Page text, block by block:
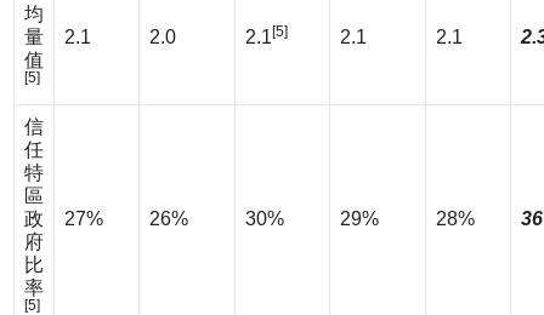
均
量
值
[5]
2.1 2.0 2.1 [5] 2.1 2.1
信
任
特
區
政
府
比
率
[5]
27% 26% 30% 29% 28%